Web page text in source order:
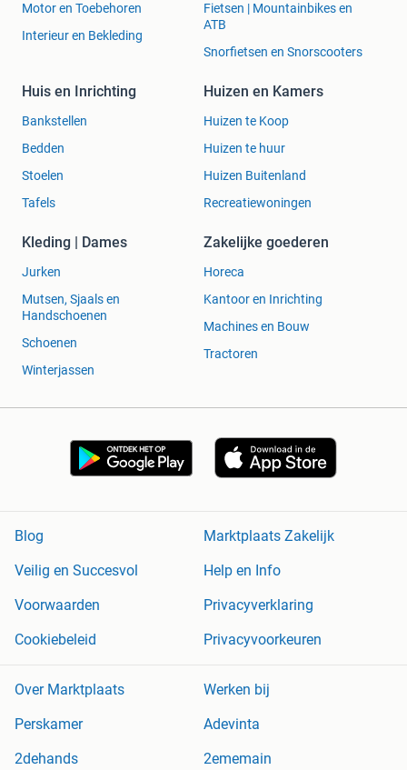
Motor en Toebehoren
Interieur en Bekleding
Fietsen | Mountainbikes en
ATB
Snorfietsen en Snorscooters
Huis en Inrichting
Bankstellen
Bedden
Stoelen
Tafels
Huizen en Kamers
Huizen te Koop
Huizen te huur
Huizen Buitenland
Recreatiewoningen
Kleding | Dames
Jurken
Mutsen, Sjaals en
Handschoenen
Schoenen
Winterjassen
Zakelijke goederen
Horeca
Kantoor en Inrichting
Machines en Bouw
Tractoren
Blog
Marktplaats Zakelijk
Veilig en Succesvol
Help en Info
Voorwaarden
Privacyverklaring
Cookiebeleid
Privacyvoorkeuren
Over Marktplaats
Werken bij
Perskamer
Adevinta
2dehands
2ememain